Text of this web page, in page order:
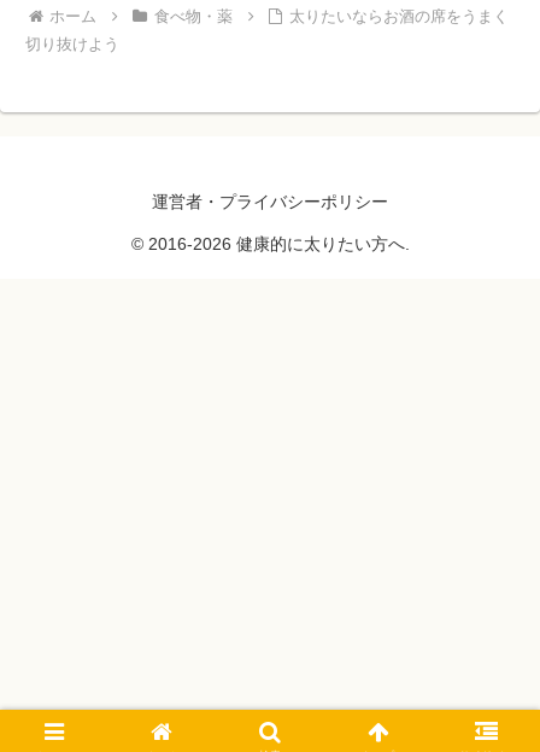
ホーム 食べ物・薬
太りたいならお酒の席をうまく
切り抜けよう
運営者・プライバシーポリシー
© 2016-2026 健康的に太りたい方へ.